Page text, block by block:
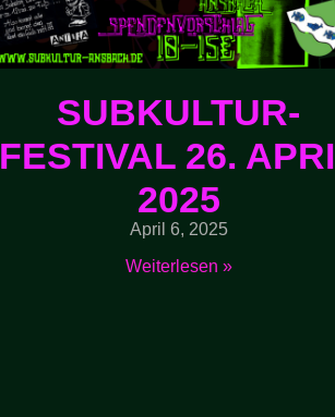
SUBKULTUR-
FESTIVAL 26.
2025
April 6, 2025
Weiterlesen »